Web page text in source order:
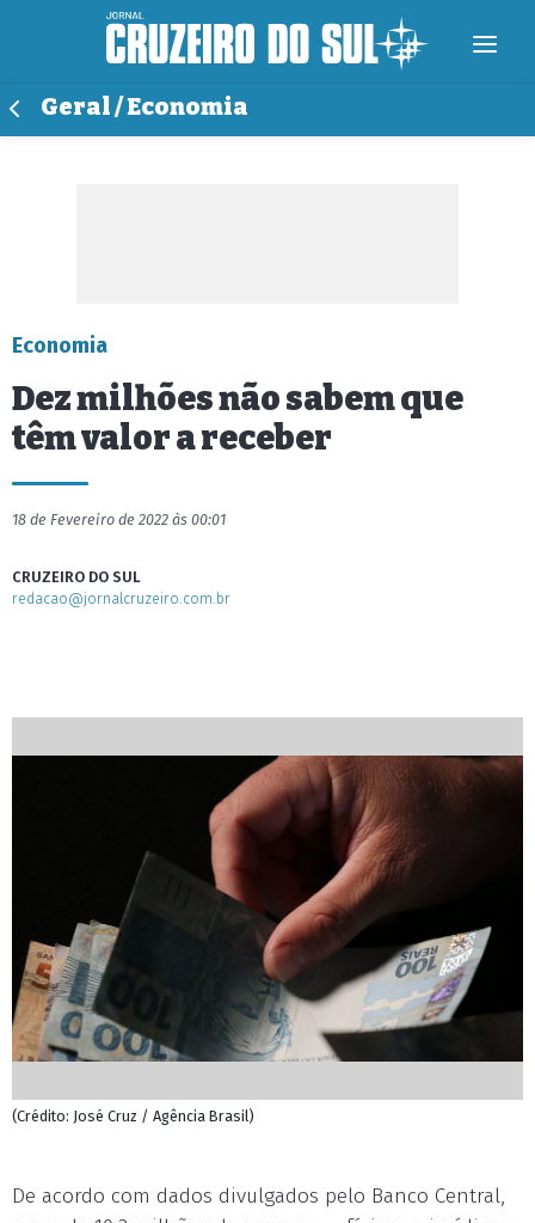
Geral / Economia
Economia
Dez milhões não sabem que
têm valor a receber
18 de Fevereiro de 2022 às 00:01
CRUZEIRO DO SUL
redacao@jornalcruzeiro.com.br
(Crédito: José Cruz / Agência Brasil)
De acordo com dados divulgados pelo Banco Central,